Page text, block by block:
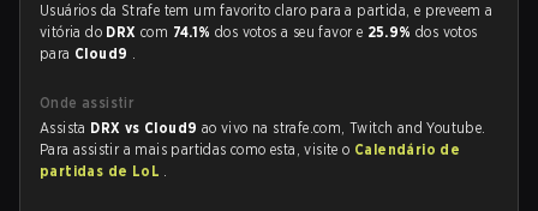
Usuários da Strafe tem um favorito claro para a partida, e preveem a
vitória do DRXcom 74.1%dos votos a seu favor e 25.9%dos votos
para Cloud9 .
Onde assistir
Assista DRX vs Cloud9 ao vivo na strafe.com, Twitch and Youtube.
Para assistir a mais partidas como esta, visite o Calendário de
partidas de LoL .